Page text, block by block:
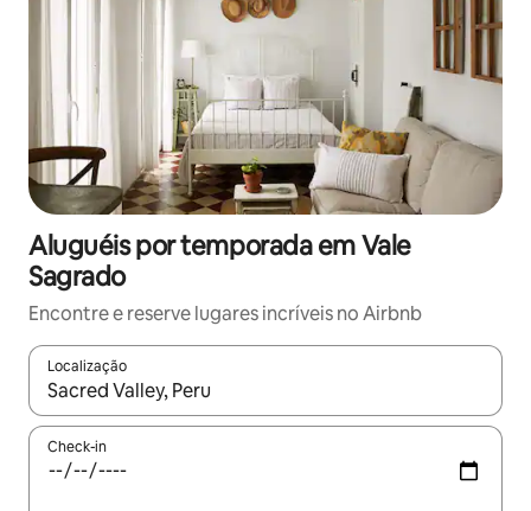
Aluguéis por temporada em Vale
Sagrado
Encontre e reserve lugares incríveis no Airbnb
Localização
Quando os resultados estiverem disponíveis, explore-os
Check-in